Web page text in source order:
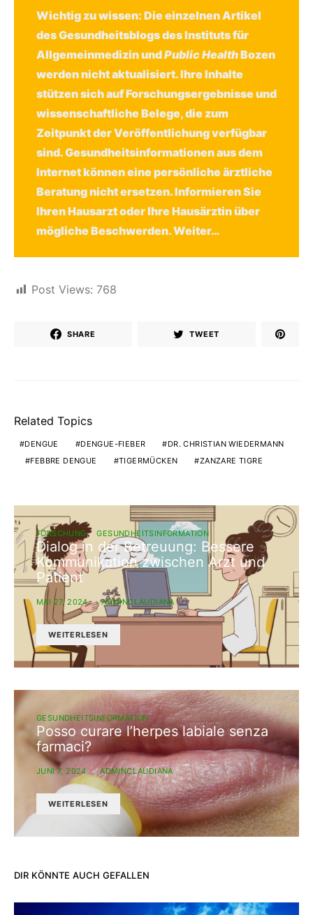
Wichtig zu wissen: Die einzelnen Artikel
des Gesundheitsblogs des Instituts für
Allgemeinmedizin undPublic HealthBozen
werden nicht aktualisiert. Ihre Inhalte
stützen sich auf Forschungsergebnisse und
wissenschaftliche Belege, die zum
Zeitpunkt der Veröffentlichung verfügbar
sind. Gesundheitsinformationen aus dem
Internet können eine persönliche ärztliche
Beratung nicht ersetzen. Informieren Sie
Ihren Hausarzt oder Ihre Hausärztin über
mögliche Beschwerden.Weiter…
Post Views: 768
SHARE TWEET
Related Topics
DENGUE DENGUE-FIEBER
DR. CHRISTIAN WIEDERMANN
FEBBRE DENGUE
TIGERMÜCKEN ZANZARE TIGRE
FORSCHUNG GESUNDHEITSINFORMATION
Dialog in der Betreuung: Bessere
Kommunikation zwischen Arzt und
Patient
MAI 27, 2024 ADMINCLAUDIANA
WEITERLESEN
GESUNDHEITSINFORMATION
Posso curare l’herpes labiale senza
farmaci?
JUNI 7, 2024 ADMINCLAUDIANA
WEITERLESEN
DIR KÖNNTE AUCH GEFALLEN